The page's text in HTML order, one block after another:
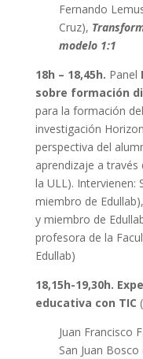
Fernando
Cruz),
modelo 1:1
18h – 18,45h. Panel
sobre formación
para la formación
investigación
perspectiva del
aprendizaje a través
la ULL). Intervienen:
miembro de
y miembro de
profesora de la
Edullab)
18,15h-19,30h.
educativa con TIC
Juan Francisco
San Juan